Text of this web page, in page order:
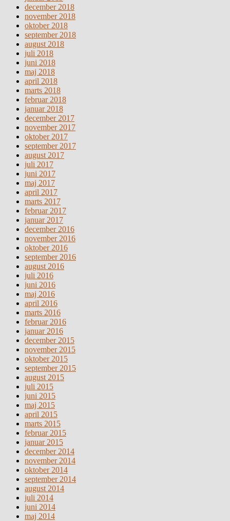
december 2018
november 2018
oktober 2018
september 2018
august 2018
juli 2018
juni 2018
maj 2018
april 2018
marts 2018
februar 2018
januar 2018
december 2017
november 2017
oktober 2017
september 2017
august 2017
juli 2017
juni 2017
maj 2017
april 2017
marts 2017
februar 2017
januar 2017
december 2016
november 2016
oktober 2016
september 2016
august 2016
juli 2016
juni 2016
maj 2016
april 2016
marts 2016
februar 2016
januar 2016
december 2015
november 2015
oktober 2015
september 2015
august 2015
juli 2015
juni 2015
maj 2015
april 2015
marts 2015
februar 2015
januar 2015
december 2014
november 2014
oktober 2014
september 2014
august 2014
juli 2014
juni 2014
maj 2014